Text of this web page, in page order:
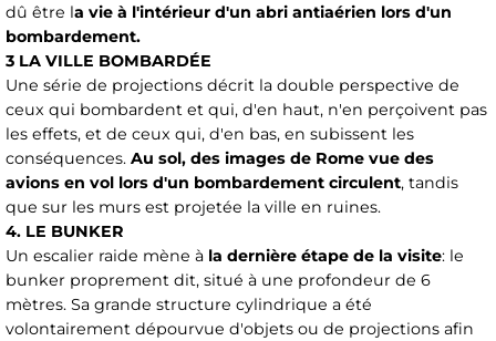
dû être la vie à l'intérieur d'un abri antiaérien lors d'un
bombardement.
3 LA VILLE BOMBARDÉE
Une série de projections décrit la double perspective de
ceux qui bombardent et qui, d'en haut, n'en perçoivent pas
les effets, et de ceux qui, d'en bas, en subissent les
conséquences. Au sol, des images de Rome vue des
avions en vol lors d'un bombardement circulent, tandis
que sur les murs est projetée la ville en ruines.
4. LE BUNKER
Un escalier raide mène à la dernière étape de la visite: le
bunker proprement dit, situé à une profondeur de 6
mètres. Sa grande structure cylindrique a été
volontairement dépourvue d'objets ou de projections afin